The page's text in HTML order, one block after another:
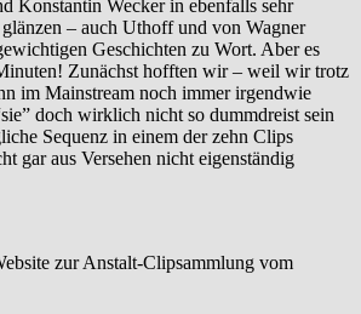
Konstantin Wecker in ebenfalls sehr
– auch Uthoff und von Wagner
Geschichten zu Wort. Aber es
Zunächst hofften wir – weil wir trotz
im Mainstream noch immer irgendwie
doch wirklich nicht so dummdreist sein
Sequenz in einem der zehn Clips
gar aus Versehen nicht eigenständig
zur Anstalt-Clipsammlung vom